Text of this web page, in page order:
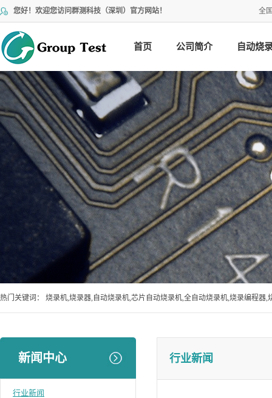
您好！欢迎您访问群测科技（深圳）官方网站！ 全
首页 公司简介 自动烧
热门关键词： 烧录机,烧录器,自动烧录机,芯片自动烧录机,全自动烧录机,烧录编程器,
新闻中心
行业新闻
行业新闻